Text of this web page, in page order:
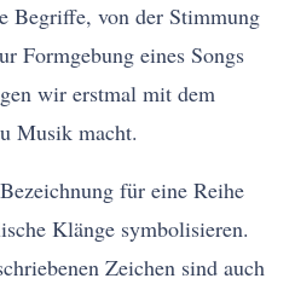
Begriffe, von der Stimmung
Formgebung eines Songs
wir erstmal mit dem
Musik macht.
für eine Reihe
Klänge symbolisieren.
Zeichen sind auch